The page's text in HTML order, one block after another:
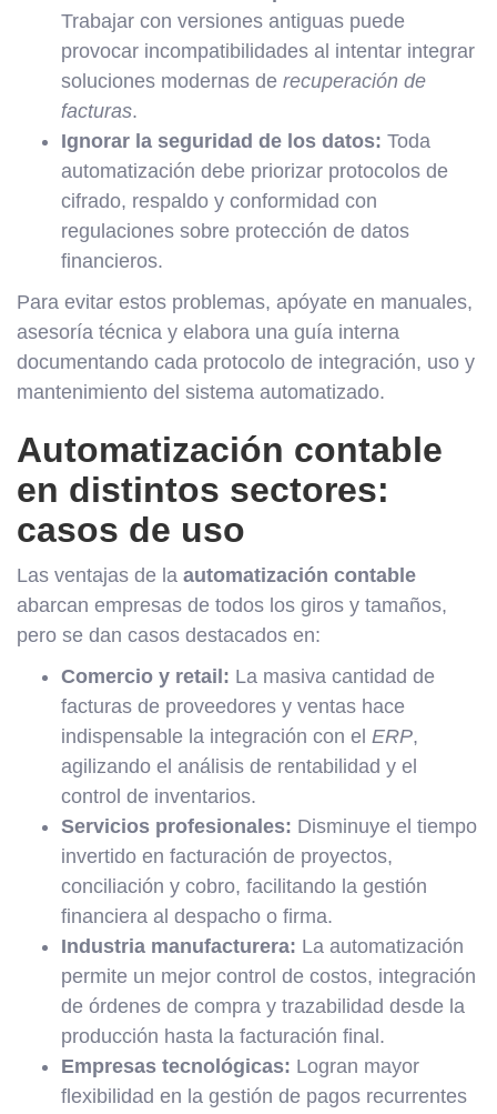
Trabajar con versiones antiguas puede
provocar incompatibilidades al intentar integrar
soluciones modernas de recuperación de
facturas.
Ignorar la seguridad de los datos: Toda
automatización debe priorizar protocolos de
cifrado, respaldo y conformidad con
regulaciones sobre protección de datos
financieros.
Para evitar estos problemas, apóyate en manuales,
asesoría técnica y elabora una guía interna
documentando cada protocolo de integración, uso y
mantenimiento del sistema automatizado.
Automatización contable
en distintos sectores:
casos de uso
Las ventajas de la automatización contable
abarcan empresas de todos los giros y tamaños,
pero se dan casos destacados en:
Comercio y retail: La masiva cantidad de
facturas de proveedores y ventas hace
indispensable la integración con el ERP,
agilizando el análisis de rentabilidad y el
control de inventarios.
Servicios profesionales: Disminuye el tiempo
invertido en facturación de proyectos,
conciliación y cobro, facilitando la gestión
financiera al despacho o firma.
Industria manufacturera: La automatización
permite un mejor control de costos, integración
de órdenes de compra y trazabilidad desde la
producción hasta la facturación final.
Empresas tecnológicas: Logran mayor
flexibilidad en la gestión de pagos recurrentes